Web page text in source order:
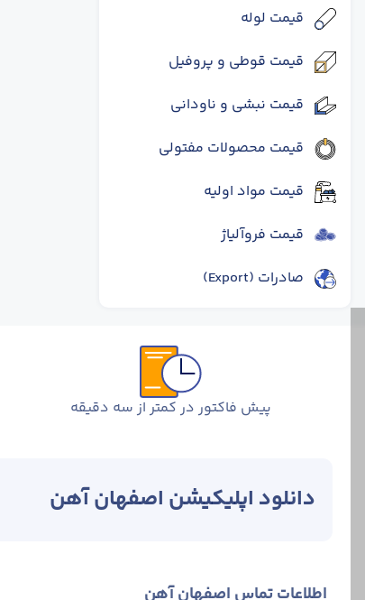
قیمت لوله
قیمت قوطی و پروفیل
قیمت نبشی و ناودانی
قیمت محصولات مفتولی
قیمت مواد اولیه
قیمت فروآلیاژ
صادرات (Export)
پیش فاکتور در کمتر از سه دقیقه
دانلود اپلیکیشن اصفهان آهن
اطلاعات تماس اصفهان آهن